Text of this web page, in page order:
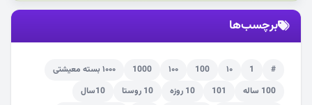
برچسب‌ها
#
1 ۱۰ 100 ۱۰۰ 1000
۱۰۰۰ بسته معیشتی
100 ساله
101 10 روزه 10 روستا
10سال